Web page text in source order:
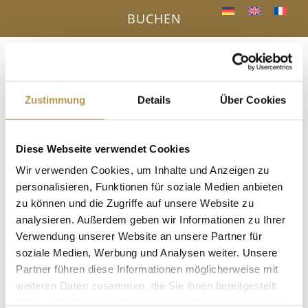
Zustimmung Details Über Cookies
Diese Webseite verwendet Cookies
Wir verwenden Cookies, um Inhalte und Anzeigen zu
personalisieren, Funktionen für soziale Medien anbieten
zu können und die Zugriffe auf unsere Website zu
analysieren. Außerdem geben wir Informationen zu Ihrer
Verwendung unserer Website an unsere Partner für
soziale Medien, Werbung und Analysen weiter. Unsere
Partner führen diese Informationen möglicherweise mit
weiteren Daten zusammen, die Sie ihnen bereitgestellt
a Menü
BUCHEN
« Alle Veranstaltungen
Diese Veranstaltung hat bereits stattgefunden.
Salzpeeling mit Annette
29. August 2025, 15:30-15:45
im Dampfbad, Anmeldung erforderlich!